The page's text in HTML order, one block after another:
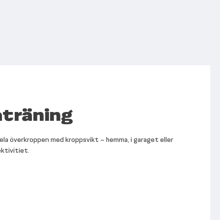
överkroppen med kroppsvikt – hemma, i garaget eller